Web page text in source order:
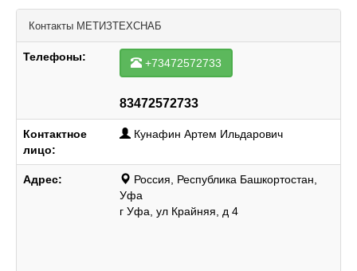
Контакты МЕТИЗТЕХСНАБ
Телефоны: +73472572733
83472572733
Контактное
лицо:
Кунафин Артем Ильдарович
Адрес:
Россия, Республика Башкортостан,
Уфа
г Уфа, ул Крайняя, д 4